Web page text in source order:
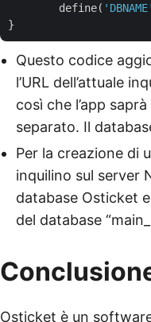
	define(
'DBNAME'
Questo codice
l’URL dell’attuale
così che l’app
separato. Il
Per la creazione di
inquilino sul server
database Osticket
del database
Osticket è un